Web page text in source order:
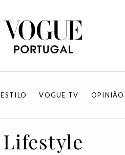
ESTILO VOGUE TV OPINIÃO
Lifestyle